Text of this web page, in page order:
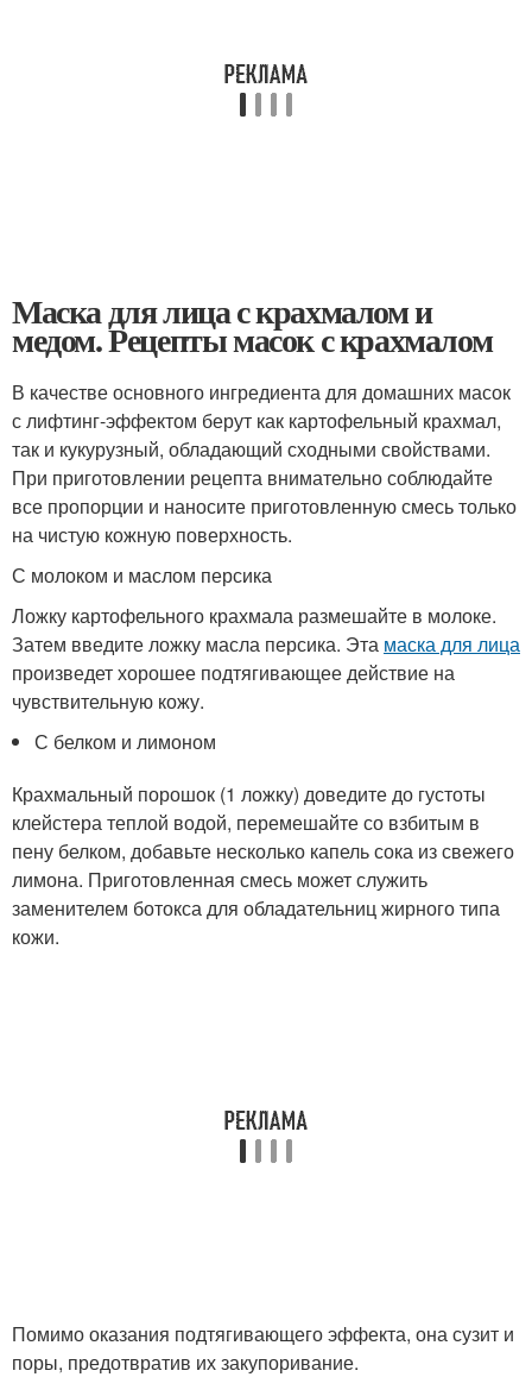
Маска для лица с крахмалом и
медом. Рецепты масок с крахмалом
В качестве основного ингредиента для домашних масок
с лифтинг-эффектом берут как картофельный крахмал,
так и кукурузный, обладающий сходными свойствами.
При приготовлении рецепта внимательно соблюдайте
все пропорции и наносите приготовленную смесь только
на чистую кожную поверхность.
С молоком и маслом персика
Ложку картофельного крахмала размешайте в молоке.
Затем введите ложку масла персика. Эта маска для лица
произведет хорошее подтягивающее действие на
чувствительную кожу.
С белком и лимоном
Крахмальный порошок (1 ложку) доведите до густоты
клейстера теплой водой, перемешайте со взбитым в
пену белком, добавьте несколько капель сока из свежего
лимона. Приготовленная смесь может служить
заменителем ботокса для обладательниц жирного типа
кожи.
Помимо оказания подтягивающего эффекта, она сузит и
поры, предотвратив их закупоривание.